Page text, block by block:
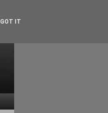
GOT IT